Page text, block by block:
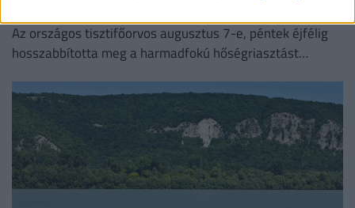
Az országos tisztifőorvos augusztus 7-e, péntek éjfélig
hosszabbította meg a harmadfokú hőségriasztást
fellélegezhetünk.